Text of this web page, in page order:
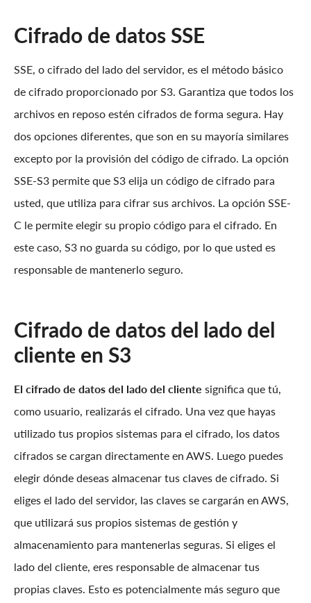
Cifrado de datos SSE
SSE, o cifrado del lado del servidor, es el método básico
de cifrado proporcionado por S3. Garantiza que todos los
archivos en reposo estén cifrados de forma segura. Hay
dos opciones diferentes, que son en su mayoría similares
excepto por la provisión del código de cifrado. La opción
SSE-S3 permite que S3 elija un código de cifrado para
usted, que utiliza para cifrar sus archivos. La opción SSE-
C le permite elegir su propio código para el cifrado. En
este caso, S3 no guarda su código, por lo que usted es
responsable de mantenerlo seguro.
Cifrado de datos del lado del
cliente en S3
El cifrado de datos del lado del cliente significa que tú,
como usuario, realizarás el cifrado. Una vez que hayas
utilizado tus propios sistemas para el cifrado, los datos
cifrados se cargan directamente en AWS. Luego puedes
elegir dónde deseas almacenar tus claves de cifrado. Si
eliges el lado del servidor, las claves se cargarán en AWS,
que utilizará sus propios sistemas de gestión y
almacenamiento para mantenerlas seguras. Si eliges el
lado del cliente, eres responsable de almacenar tus
propias claves. Esto es potencialmente más seguro que